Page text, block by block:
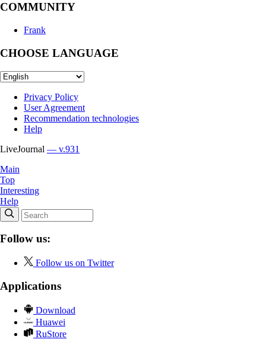
COMMUNITY
Frank
CHOOSE LANGUAGE
Privacy Policy
User Agreement
Recommendation technologies
Help
LiveJournal — v.931
Main
Top
Interesting
Help
Follow us:
Follow us on Twitter
Applications
Download
Huawei
RuStore